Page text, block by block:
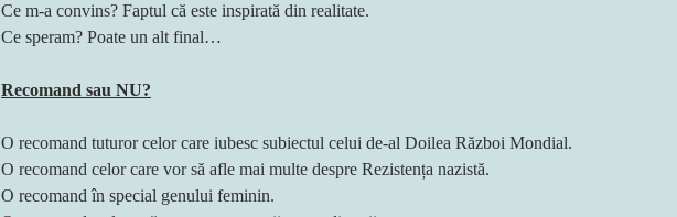
Ce m-a convins? Faptul că este inspirată din realitate.
Ce speram? Poate un alt final…
Recomand sau NU?
O recomand tuturor celor care iubesc subiectul celui de-al Doilea Război Mondial.
O recomand celor care vor să afle mai multe despre Rezistența nazistă.
O recomand în special genului feminin.